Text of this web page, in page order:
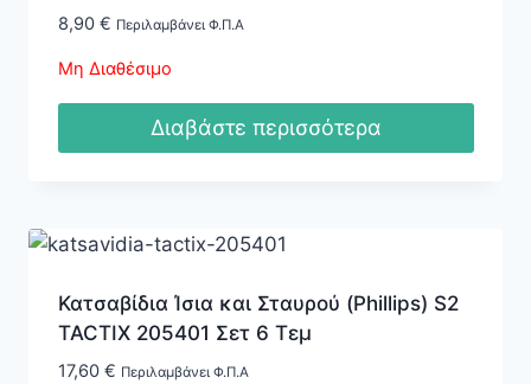
8,90 € Περιλαμβάνει Φ.Π.Α
Μη Διαθέσιμο
Διαβάστε περισσότερα
Κατσαβίδια Ίσια και Σταυρού (Phillips) S2
TACTIX 205401 Σετ 6 Τεμ
17,60 € Περιλαμβάνει Φ.Π.Α